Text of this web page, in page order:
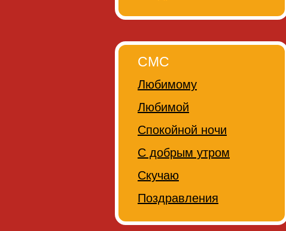
СМС
Любимому
Любимой
Спокойной ночи
С добрым утром
Скучаю
Поздравления